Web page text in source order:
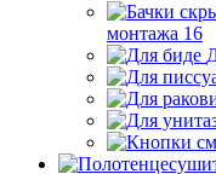
монтажа 16